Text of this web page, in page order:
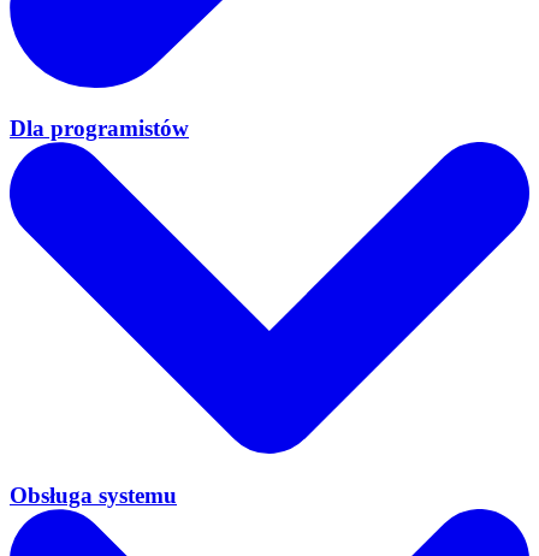
Dla programistów
Obsługa systemu